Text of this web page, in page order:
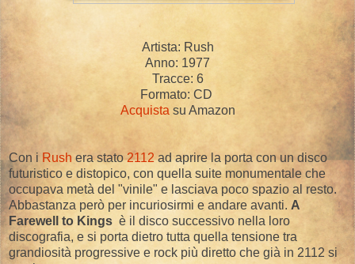
Artista: Rush
Anno: 1977
Tracce: 6
Formato: CD
Acquista su Amazon
Con i Rush era stato2112ad aprire la porta con un disco
futuristico e distopico, con quella suite monumentale che
occupava metà del "vinile" e lasciava poco spazio al resto.
Abbastanza però per incuriosirmi e andare avanti. A
Farewell to Kings è il disco successivo nella loro
discografia, e si porta dietro tutta quella tensione tra
grandiosità progressive e rock più diretto che già in 2112 si